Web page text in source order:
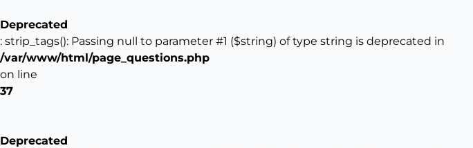
Deprecated
: strip_tags(): Passing null to parameter #1 ($string) of type string is deprecated in
/var/www/html/page_questions.php
on line
37
Deprecated